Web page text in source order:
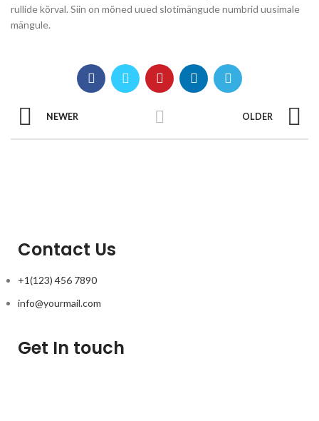
rullide kõrval. Siin on mõned uued slotimängude numbrid uusimale
mängule.
NEWER OLDER
Contact Us
+1(123) 456 7890
info@yourmail.com
Get In touch